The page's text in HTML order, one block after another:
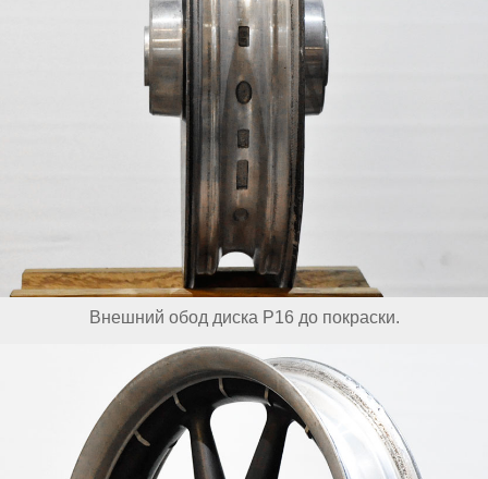
Внешний обод диска Р16 до покраски.